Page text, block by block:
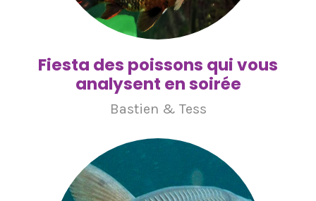
Fiesta des poissons qui vous
analysent en soirée
Bastien & Tess